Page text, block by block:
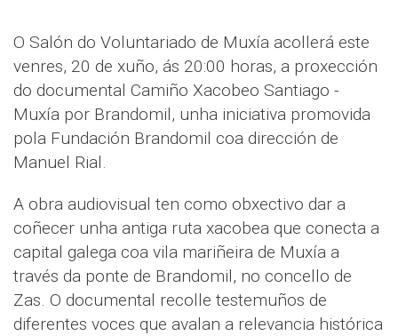
O Salón do Voluntariado de Muxía acollerá este
venres, 20 de xuño, ás 20:00 horas, a proxección
do documental Camiño Xacobeo Santiago -
Muxía por Brandomil, unha iniciativa promovida
pola Fundación Brandomil coa dirección de
Manuel Rial.
A obra audiovisual ten como obxectivo dar a
coñecer unha antiga ruta xacobea que conecta a
capital galega coa vila mariñeira de Muxía a
través da ponte de Brandomil, no concello de
Zas. O documental recolle testemuños de
diferentes voces que avalan a relevancia histórica